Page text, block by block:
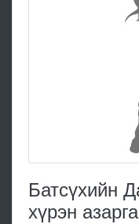
Батсүхийн
хүрэн азарга